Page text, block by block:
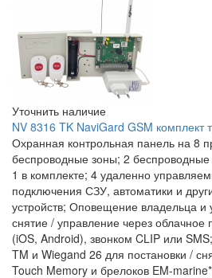
Уточнить наличие
NV 8316 TK NaviGard GSM комплект
Охранная контрольная панель на 8
беспроводные зоны; 2
1 в комплекте; 4 удаленно
подключения СЗУ, автоматики и
устройств; Оповещение владельца и
снятие / управление через
(iOS, Android), звонком CLIP или
TM и Wiegand 26 для постановки /
Touch Memory и брелоков EM-